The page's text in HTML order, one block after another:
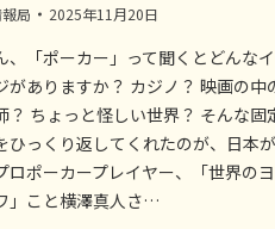
局 2025年11月20日
、「ポーカー」って聞くとどんなイ
がありますか？ カジノ？ 映画の中
？ ちょっと怪しい世界？ そんな固
ひっくり返してくれたのが、日本が
ロポーカープレイヤー、「世界のヨ
」こと横澤真人さ…